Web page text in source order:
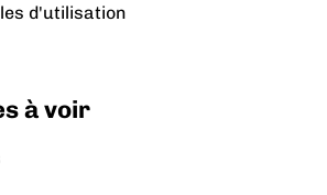
d'utilisation
à voir